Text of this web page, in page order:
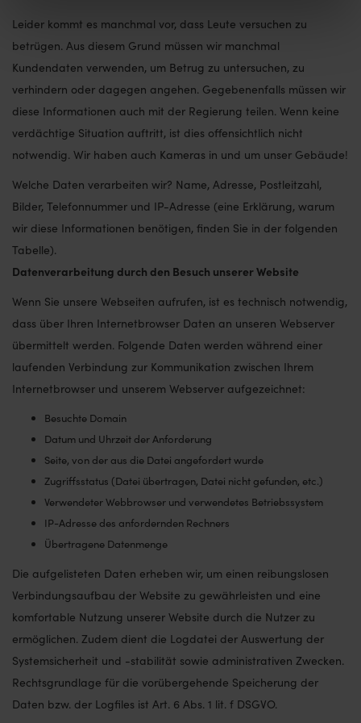
Leider kommt es manchmal vor, dass Leute versuchen zu
betrügen. Aus diesem Grund müssen wir manchmal
Kundendaten verwenden, um Betrug zu untersuchen, zu
verhindern oder dagegen angehen. Gegebenenfalls müssen wir
diese Informationen auch mit der Regierung teilen. Wenn keine
verdächtige Situation auftritt, ist dies offensichtlich nicht
notwendig. Wir haben auch Kameras in und um unser Gebäude!
Welche Daten verarbeiten wir? Name, Adresse, Postleitzahl,
Bilder, Telefonnummer und IP-Adresse (eine Erklärung, warum
wir diese Informationen benötigen, finden Sie in der folgenden
Tabelle).
Datenverarbeitung durch den Besuch unserer Website
Wenn Sie unsere Webseiten aufrufen, ist es technisch notwendig,
dass über Ihren Internetbrowser Daten an unseren Webserver
übermittelt werden. Folgende Daten werden während einer
laufenden Verbindung zur Kommunikation zwischen Ihrem
Internetbrowser und unserem Webserver aufgezeichnet:
Besuchte Domain
Datum und Uhrzeit der Anforderung
Seite, von der aus die Datei angefordert wurde
Zugriffsstatus (Datei übertragen, Datei nicht gefunden, etc.)
Verwendeter Webbrowser und verwendetes Betriebssystem
IP-Adresse des anfordernden Rechners
Übertragene Datenmenge
Die aufgelisteten Daten erheben wir, um einen reibungslosen
Verbindungsaufbau der Website zu gewährleisten und eine
komfortable Nutzung unserer Website durch die Nutzer zu
ermöglichen. Zudem dient die Logdatei der Auswertung der
Systemsicherheit und -stabilität sowie administrativen Zwecken.
Rechtsgrundlage für die vorübergehende Speicherung der
Daten bzw. der Logfiles ist Art. 6 Abs. 1 lit. f DSGVO.